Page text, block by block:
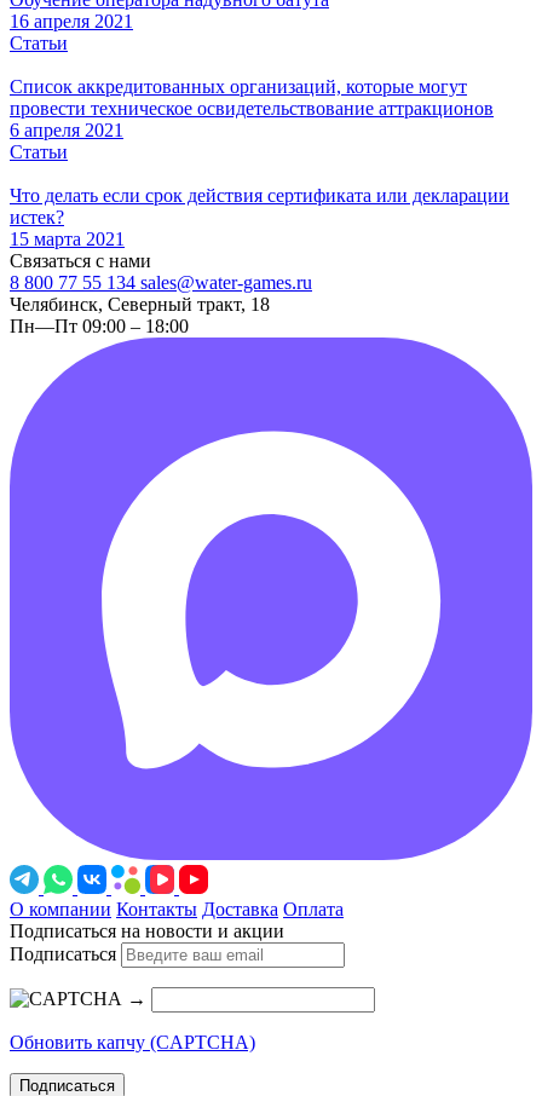
16 апреля 2021
Статьи
Список аккредитованных организаций, которые могут
провести техническое освидетельствование аттракционов
6 апреля 2021
Статьи
Что делать если срок действия сертификата или декларации
истек?
15 марта 2021
Связаться с нами
8 800 77 55 134 sales@water-games.ru
Челябинск, Северный тракт, 18
Пн—Пт 09:00 – 18:00
О компании Контакты Доставка Оплата
Подписаться на новости и акции
Подписаться
→
Обновить капчу (CAPTCHA)
Подписаться